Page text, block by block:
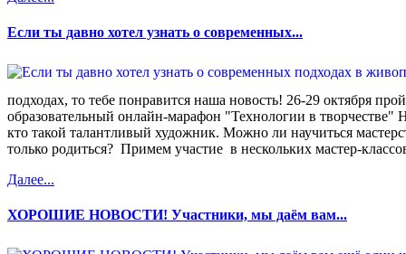
Если ты давно хотел узнать о современных...
подходах, то тебе понравится наша новость! 26-29 октября
образовательный онлайн-марафон "Технологии в творчестве"
кто такой талантливый художник. Можно ли научиться
только родиться? Примем участие в нескольких мастер-
Далее...
ХОРОШИЕ НОВОСТИ! Участники, мы даём вам...